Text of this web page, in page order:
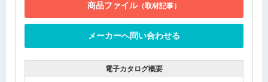
商品ファイル（取材記事）
メーカーへ問い合わせる
電子カタログ概要